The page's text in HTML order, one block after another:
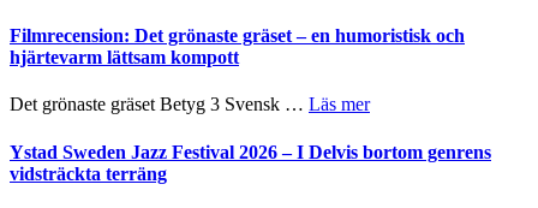
Filmrecension: Det grönaste gräset – en humoristisk och
hjärtevarm lättsam kompott
Det grönaste gräset Betyg 3 Svensk … Läs merom
Det
grönaste
Ystad Sweden Jazz Festival 2026 – I Delvis bortom genrens
vidsträckta terräng